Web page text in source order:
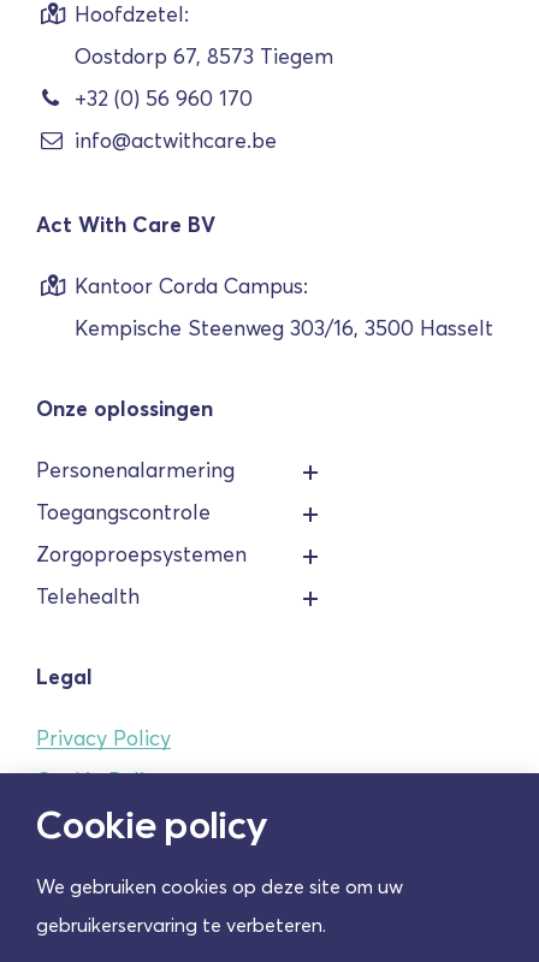
Cookie policy
We gebruiken cookies op deze site om uw
gebruikerservaring te verbeteren.
Hoofdzetel:
Oostdorp 67, 8573 Tiegem
+32 (0) 56 960 170
info@actwithcare.be
Act With Care BV
Kantoor Corda Campus:
Kempische Steenweg 303/16, 3500 Hasselt
Onze oplossingen
Personenalarmering
Toegangscontrole
Zorgoproepsystemen
Telehealth
Legal
Privacy Policy
Cookie Policy
070-nummers